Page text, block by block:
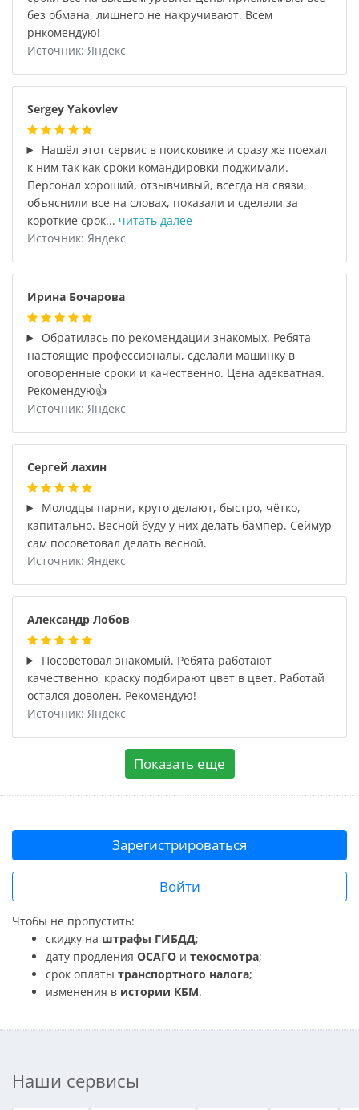
без обмана, лишнего не накручивают. Всем
рнкомендую!
Источник: Яндекс
Sergey Yakovlev
Нашёл этот сервис в поисковике и сразу же поехал
к ним так как сроки командировки поджимали.
Персонал хороший, отзывчивый, всегда на связи,
объяснили все на словах, показали и сделали за
короткие срок... читать далее
Источник: Яндекс
Ирина Бочарова
Обратилась по рекомендации знакомых. Ребята
настоящие профессионалы, сделали машинку в
оговоренные сроки и качественно. Цена адекватная.
Рекомендую👍
Источник: Яндекс
Сергей лахин
Молодцы парни, круто делают, быстро, чётко,
капитально. Весной буду у них делать бампер. Сеймур
сам посоветовал делать весной.
Источник: Яндекс
Александр Лобов
Посоветовал знакомый. Ребята работают
качественно, краску подбирают цвет в цвет. Работай
остался доволен. Рекомендую!
Источник: Яндекс
Показать еще
Зарегистрироваться
Войти
Чтобы не пропустить:
скидку на штрафы ГИБДД;
дату продления ОСАГО и техосмотра;
срок оплаты транспортного налога;
изменения в истории КБМ.
Наши сервисы